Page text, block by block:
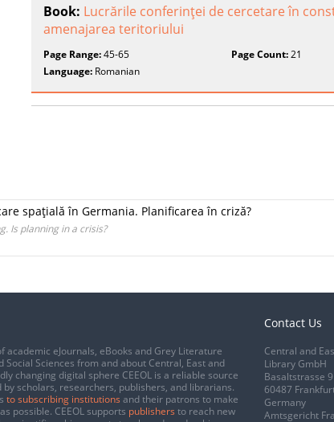
Book: Lucrările conferinţei de cercetare în
amenajarea teritoriului
Page Range:45-65 Page Count:21
Language: Romanian
spaţială în Germania. Planificarea în criză?
Is planning in a crisis?
academic eJournals, eBooks and Grey Literature
Social Sciences from and about Central, East and
changing digital sphere CEEOL is a reliable source
scholars, researchers, publishers, and librarians.
to subscribing institutions and their patrons to make
possible. CEEOL supports publishers to reach new
Contact Us
Central and
Library GmbH
Basaltstrasse 9
60487
Germany
Amtsgericht